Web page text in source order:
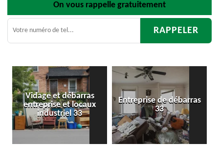
On vous rappelle gratuitement
Entreprise de débarras
33
Débarras
d'appartement 33